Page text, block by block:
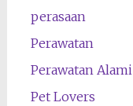
perasaan
Perawatan
Perawatan Alami
Pet Lovers